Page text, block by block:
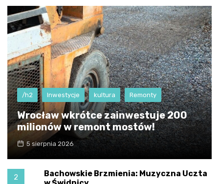
/h2 Inwestycje kultura Remonty
Wrocław wkrótce zainwestuje 200
milionów w remont mostów!
5 sierpnia 2026
2
Bachowskie Brzmienia: Muzyczna Uczta